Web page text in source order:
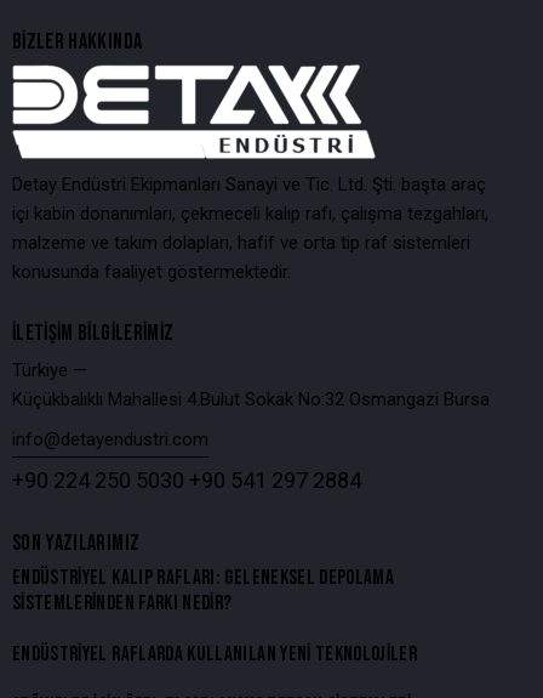
BIZLER HAKKINDA
Detay Endüstri Ekipmanları Sanayi ve Tic. Ltd. Şti. başta araç
içi kabin donanımları, çekmeceli kalıp rafı, çalışma tezgahları,
malzeme ve takım dolapları, hafif ve orta tip raf sistemleri
konusunda faaliyet göstermektedir.
İLETIŞIM BILGILERIMIZ
Türkiye —
Küçükbalıklı Mahallesi 4.Bulut Sokak No:32 Osmangazi Bursa
info@detayendustri.com
+90 224 250 5030 +90 541 297 2884
SON YAZILARIMIZ
ENDÜSTRIYEL KALIP RAFLARI: GELENEKSEL DEPOLAMA
SISTEMLERINDEN FARKI NEDIR?
ENDÜSTRIYEL RAFLARDA KULLANILAN YENI TEKNOLOJILER